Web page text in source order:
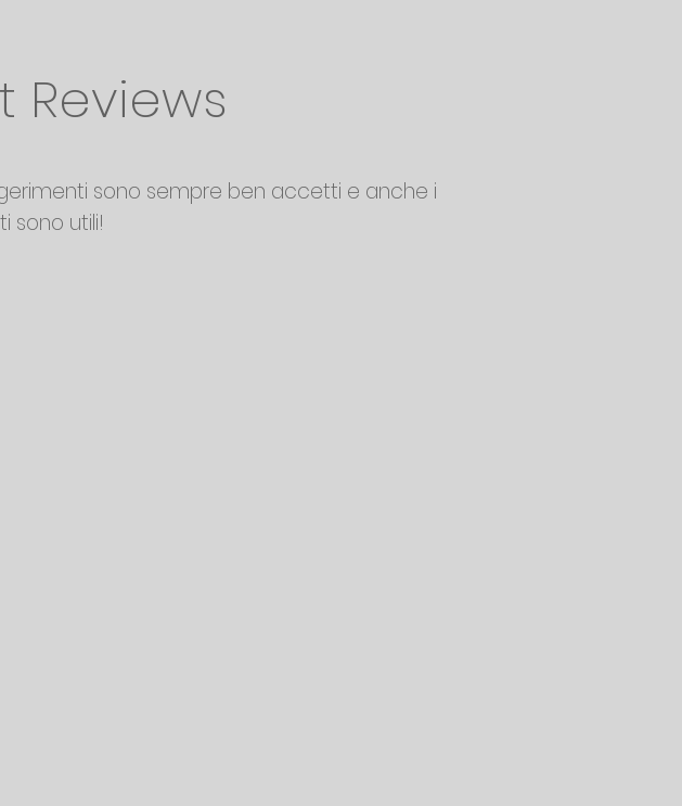
Reviews
sono sempre ben accetti e anche i
sono utili!